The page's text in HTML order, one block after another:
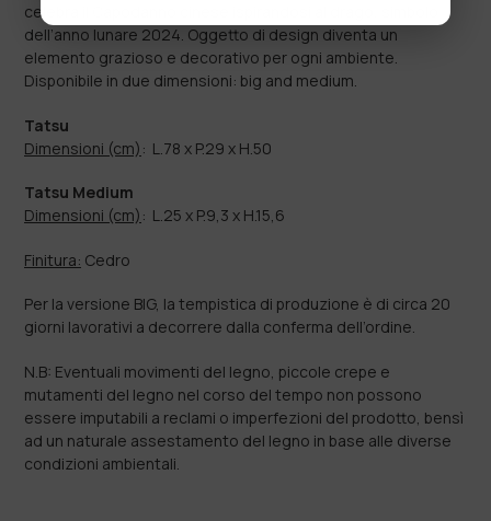
celebra il Capodanno cinese ispirandosi al drago, simbolo
dell’anno lunare 2024. Oggetto di design diventa un
elemento grazioso e decorativo per ogni ambiente.
Disponibile in due dimensioni: big and medium.
Tatsu
Dimensioni (cm) : L.78 x P.29 x H.50
Tatsu Medium
Dimensioni (cm) : L.25 x P.9,3 x H.15,6
Finitura: Cedro
Per la versione BIG, la tempistica di produzione è di circa 20
giorni lavorativi a decorrere dalla conferma dell’ordine.
N.B: Eventuali movimenti del legno, piccole crepe e
mutamenti del legno nel corso del tempo non possono
essere imputabili a reclami o imperfezioni del prodotto, bensì
ad un naturale assestamento del legno in base alle diverse
condizioni ambientali.